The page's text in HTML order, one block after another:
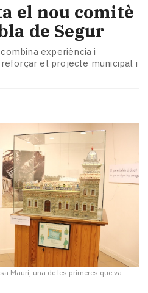
el nou comitè
de Segur
experiència i
el projecte municipal i
Mauri, una de les primeres que va